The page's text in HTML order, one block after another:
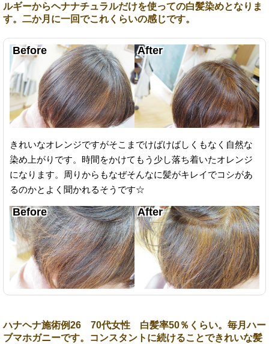
ルギーからヘナナチュラルだけを使っての白髪染めとなりま
す。二か月に一回でこれくらいの感じです。
きれいなオレンジですがそこまでけばけばしくもなく自然な
染め上がりです。時間をかけてもう少し落ち着いたオレンジ
になります。周りからもなぜそんなに髪がキレイでコシがあ
るのかとよく聞かれるそうです☆
ハナヘナ施術例26 70代女性 白髪率50％くらい。毎月ハー
ブマホガニーです。コンスタントに続けることできれいな髪